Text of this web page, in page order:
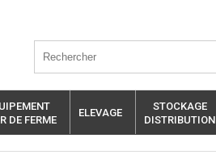
DE FERME
ELEVAGE
STOCKAGE
DISTRIBUTION